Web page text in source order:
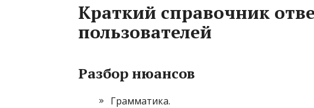
Краткий справочник
пользователей
Разбор нюансов
Грамматика.